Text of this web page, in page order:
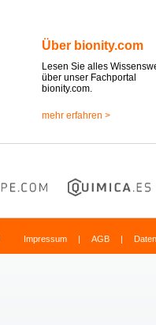
Über bionity.com
Lesen Sie alles
über unser Fachportal
bionity.com.
mehr erfahren >
Impressum | AGB |